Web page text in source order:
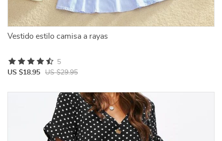
Vestido estilo camisa a rayas
US $18.95 US $29.95
5